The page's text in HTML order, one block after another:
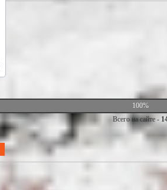
100%
Всего на сайте -